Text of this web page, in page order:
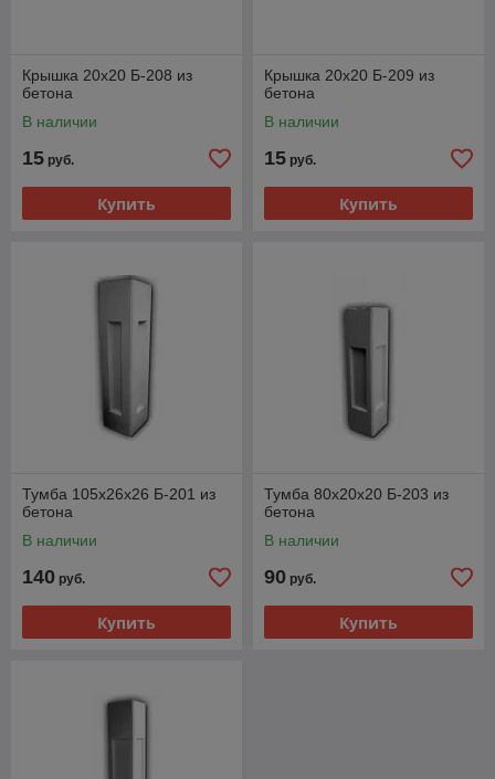
Крышка 20х20 Б-208 из
бетона
В наличии
15 руб.
Купить
Крышка 20х20 Б-209 из
бетона
В наличии
15 руб.
Купить
Тумба 105х26х26 Б-201 из
бетона
В наличии
140 руб.
Купить
Тумба 80х20х20 Б-203 из
бетона
В наличии
90 руб.
Купить